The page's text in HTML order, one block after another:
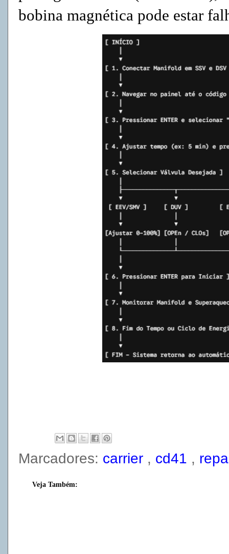
bobina magnética pode estar
Marcadores: carrier , cd41 ,
Veja Também: